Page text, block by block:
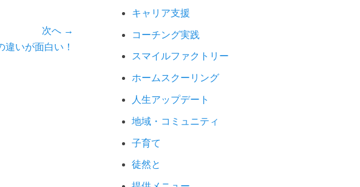
次へ →
違いが面白い！
キャリア支援
コーチング実践
スマイルファクトリー
ホームスクーリング
人生アップデート
地域・コミュニティ
子育て
徒然と